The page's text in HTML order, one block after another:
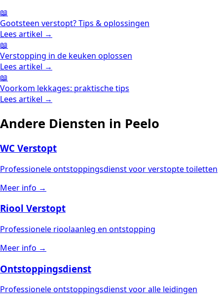
📖
Gootsteen verstopt? Tips & oplossingen
Lees artikel →
📖
Verstopping in de keuken oplossen
Lees artikel →
📖
Voorkom lekkages: praktische tips
Lees artikel →
Andere Diensten in Peelo
WC Verstopt
Professionele ontstoppingsdienst voor verstopte toiletten
Meer info →
Riool Verstopt
Professionele rioolaanleg en ontstopping
Meer info →
Ontstoppingsdienst
Professionele ontstoppingsdienst voor alle leidingen